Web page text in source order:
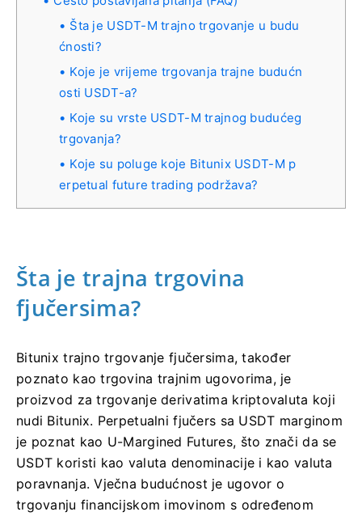
Šta je USDT-M trajno trgovanje u budu
ćnosti?
Koje je vrijeme trgovanja trajne budućn
osti USDT-a?
Koje su vrste USDT-M trajnog budućeg
trgovanja?
Koje su poluge koje Bitunix USDT-M p
erpetual future trading podržava?
Šta je trajna trgovina
fjučersima?
Bitunix trajno trgovanje fjučersima, također
poznato kao trgovina trajnim ugovorima, je
proizvod za trgovanje derivatima kriptovaluta koji
nudi Bitunix. Perpetualni fjučers sa USDT marginom
je poznat kao U-Margined Futures, što znači da se
USDT koristi kao valuta denominacije i kao valuta
poravnanja.Vječna budućnost je ugovor o
trgovanju financijskom imovinom s određenom